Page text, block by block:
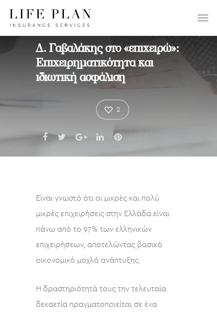
ΕΠΙΛΕΞΤΕ:
Δ. Γαβαλάκης στο «επιχειρώ»:
Επιχειρηματικότητα και
ιδιωτική ασφάλιση
2
Είναι γνωστό ότι οι μικρές και πολύ
μικρές επιχειρήσεις στην Ελλάδα είναι
πάνω από το 97% των ελληνικών
επιχειρήσεων, αποτελώντας βασικό
οικονομικό μοχλό ανάπτυξης.
Η δραστηριότητά τους την τελευταία
δεκαετία πραγματοποιείται σε ένα